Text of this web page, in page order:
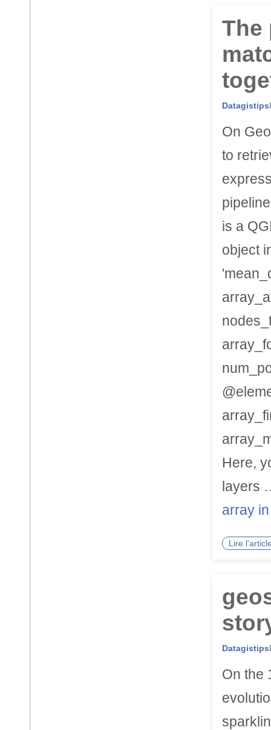
The
Datagistips
On
to
is a
object
Here,
layers
array
Lire
Datagistips
On the